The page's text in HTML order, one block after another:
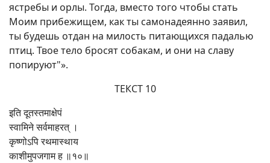
ястребы и орлы. Тогда, вместо того чтобы стать
Моим прибежищем, как ты самонадеянно заявил,
ты будешь отдан на милость питающихся падалью
птиц. Твое тело бросят собакам, и они на славу
попируют"».
ТЕКСТ 10
इति दूतस्तमाक्षेपं
स्वामिने सर्वमाहरत् ।
कृष्णोऽपि रथमास्थाय
काशीमुपजगाम ह ॥१०॥